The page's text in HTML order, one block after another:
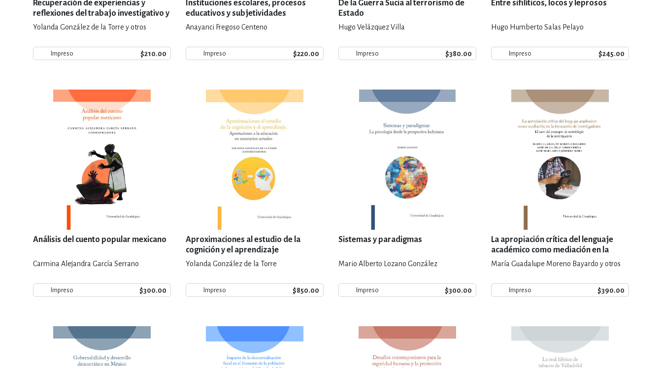
Recuperación de experiencias y
reflexiones del trabajo investigativo y
docente traducidas al trabajo
Yolanda González de la Torre y otros
Impreso $210.00
Instituciones escolares, procesos
educativos y subjetividades
Anayanci Fregoso Centeno
Impreso $220.00
De la Guerra Sucia al terrorismo de
Estado
Hugo Velázquez Villa
Impreso $380.00
Entre sifilíticos, locos y leprosos
Hugo Humberto Salas Pelayo
Impreso $245.00
Análisis del cuento popular mexicano
Carmina Alejandra García Serrano
Impreso $300.00
Aproximaciones al estudio de la
cognición y el aprendizaje
Yolanda González de la Torre
Impreso $850.00
Sistemas y paradigmas
Mario Alberto Lozano González
Impreso $300.00
La apropiación crítica del lenguaje
académico como mediación en la
formación de investigadores
María Guadalupe Moreno Bayardo y otros
Impreso $390.00